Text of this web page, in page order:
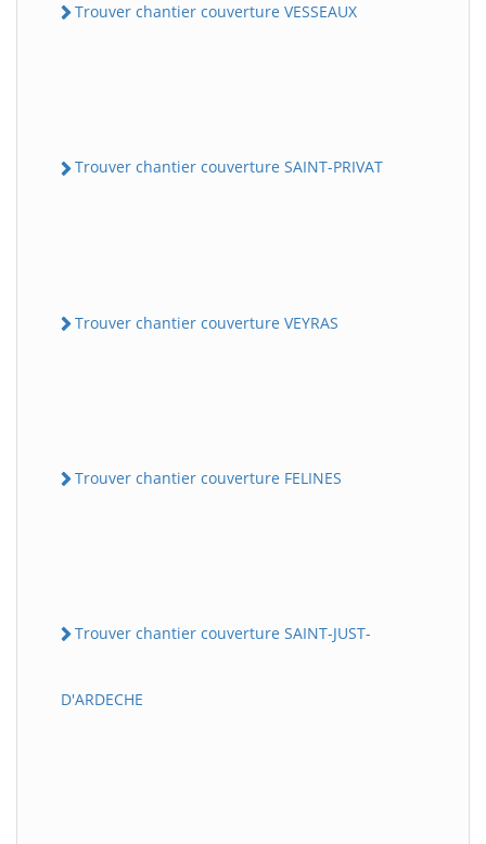
Trouver chantier couverture VESSEAUX
Trouver chantier couverture SAINT-PRIVAT
Trouver chantier couverture VEYRAS
Trouver chantier couverture FELINES
Trouver chantier couverture SAINT-JUST-
D'ARDECHE